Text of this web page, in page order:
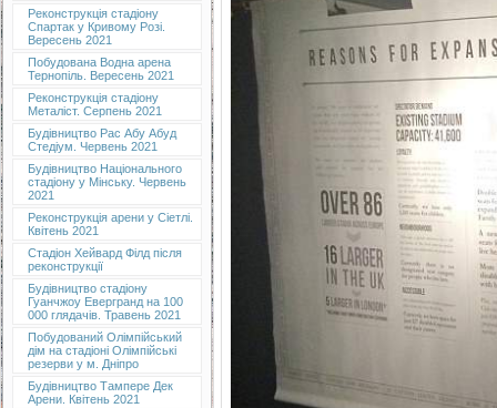
Реконструкція стадіону
Спартак у Кривому Розі.
Вересень 2021
Побудована Водна арена
Тернопіль. Вересень 2021
Реконструкція стадіону
Металіст. Серпень 2021
Будівництво Рас Абу Абуд
Стедіум. Червень 2021
Будівництво Національного
стадіону у Мінську. Червень
2021
Реконструкція арени у Сіетлі.
Квітень 2021
Стадіон Хейвард Філд після
реконструкції
Будівництво стадіону
Гуанчжоу Евергранд на 100
000 глядачів. Травень 2021
Побудований Олімпійський
дім на стадіоні Олімпійські
резерви у м. Дніпро
Будівництво Тампере Дек
Арени. Квітень 2021